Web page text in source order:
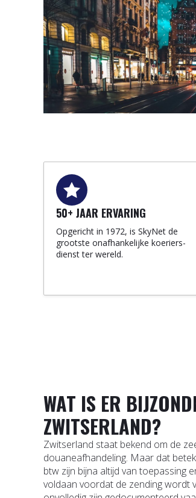
50+ JAAR ERVARING
Opgericht in 1972, is SkyNet de
grootste onafhankelijke koeriers-
dienst ter wereld.
WAT IS ER
ZWITSERLAND?
Zwitserland staat bekend om de
douaneafhandeling. Maar dat
btw zijn bijna altijd van toepassing
voldaan voordat de zending wordt